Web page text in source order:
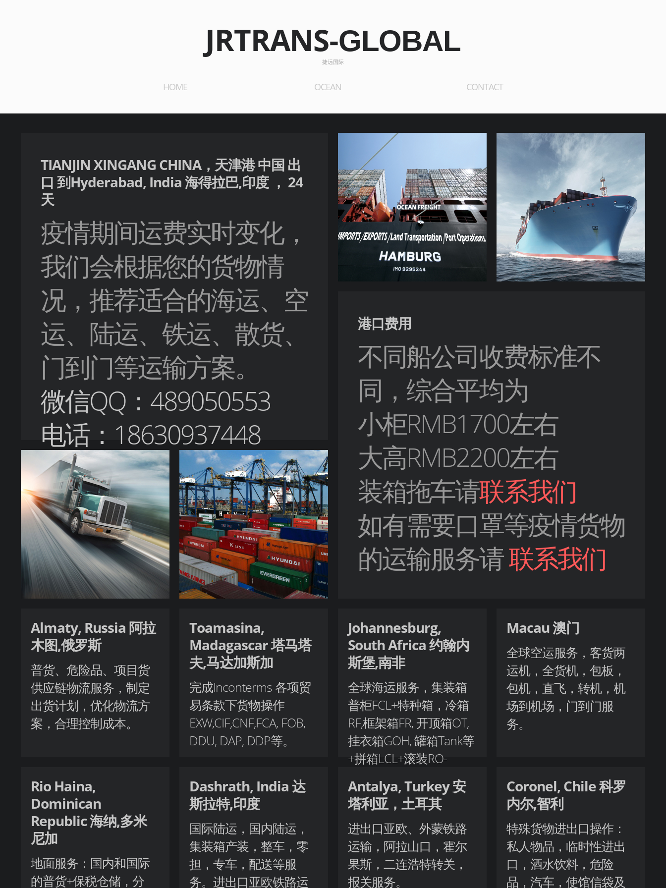
JRTRANS-GLOBAL
捷远国际
HOME OCEAN CONTACT
TIANJIN XINGANG CHINA，天津港 中国 出
口 到Hyderabad, India 海得拉巴,印度 ， 24
天
疫情期间运费实时变化，
我们会根据您的货物情
况，推荐适合的海运、空
运、陆运、铁运、散货、
门到门等运输方案。
微信QQ：489050553
电话：18630937448
港口费用
不同船公司收费标准不
同，综合平均为
小柜RMB1700左右
大高RMB2200左右
装箱拖车请联系我们
如有需要口罩等疫情货物
的运输服务请联系我们
Almaty, Russia 阿拉
木图,俄罗斯
普货、危险品、项目货
供应链物流服务，制定
出货计划，优化物流方
案，合理控制成本。
Toamasina,
Madagascar 塔马塔
夫,马达加斯加
完成Inconterms 各项贸
易条款下货物操作
EXW,CIF,CNF,FCA, FOB,
DDU, DAP, DDP等。
Johannesburg,
South Africa 约翰内
斯堡,南非
全球海运服务，集装箱
普柜FCL+特种箱，冷箱
RF,框架箱FR, 开顶箱OT,
挂衣箱GOH, 罐箱Tank等
+拼箱LCL+滚装RO-
Macau 澳门
全球空运服务，客货两
运机，全货机，包板，
包机，直飞，转机，机
场到机场，门到门服
务。
Rio Haina,
Dominican
Republic 海纳,多米
尼加
地面服务：国内和国际
的普货+保税仓储，分
Dashrath, India 达
斯拉特,印度
国际陆运，国内陆运，
集装箱产装，整车，零
担，专车，配送等服
务。进出口亚欧铁路运
Antalya, Turkey 安
塔利亚，土耳其
进出口亚欧、外蒙铁路
运输，阿拉山口，霍尔
果斯，二连浩特转关，
报关服务。
Coronel, Chile 科罗
内尔,智利
特殊货物进出口操作：
私人物品，临时性进出
口，酒水饮料，危险
品，汽车，使馆信袋及